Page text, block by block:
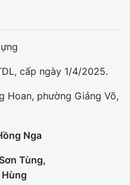
cấp ngày 1/4/2025.
Hoan, phường Giảng Võ,
Nga
Tùng,